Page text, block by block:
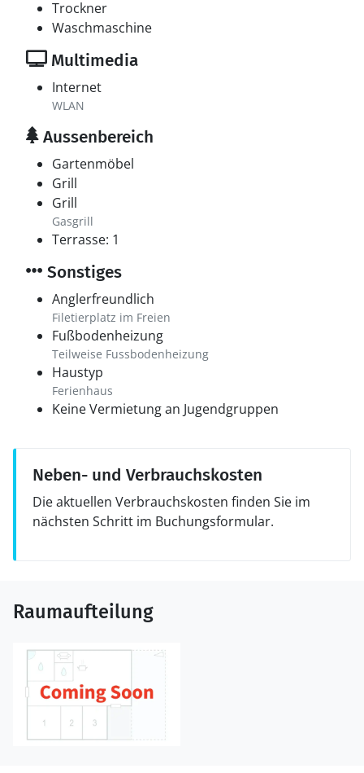
Trockner
Waschmaschine
Multimedia
Internet
WLAN
Aussenbereich
Gartenmöbel
Grill
Grill
Gasgrill
Terrasse: 1
Sonstiges
Anglerfreundlich
Filetierplatz im Freien
Fußbodenheizung
Teilweise Fussbodenheizung
Haustyp
Ferienhaus
Keine Vermietung an Jugendgruppen
Neben- und Verbrauchskosten
Die aktuellen Verbrauchskosten finden Sie im
nächsten Schritt im Buchungsformular.
Raumaufteilung